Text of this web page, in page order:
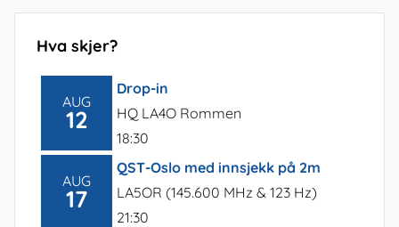
Hva skjer?
AUG
12
Drop-in
HQ LA4O Rommen
18:30
AUG
17
QST-Oslo med innsjekk på 2m
LA5OR (145.600 MHz & 123 Hz)
21:30